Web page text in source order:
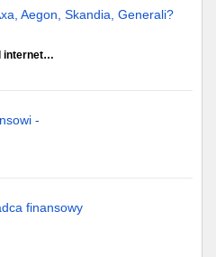
Aegon, Skandia, Generali?
internet…
-
finansowy